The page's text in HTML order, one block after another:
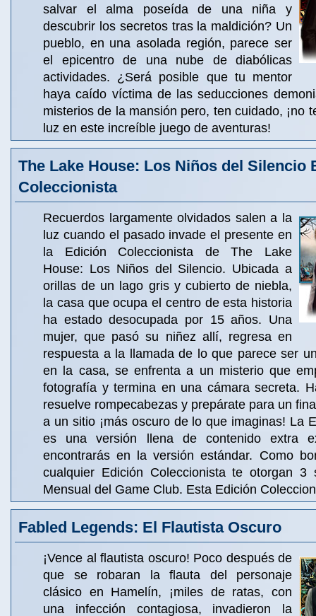
salvar el alma poseída de una niña y
descubrir los secretos tras la maldición? Un
pueblo, en una asolada región, parece ser
el epicentro de una nube de diabólicas
actividades. ¿Será posible que tu mentor
haya caído víctima de las seducciones
misterios de la mansión pero, ten cuidado, ¡no
luz en este increíble juego de aventuras!
The Lake House: Los Niños del Silencio
Coleccionista
Recuerdos largamente olvidados salen a la
luz cuando el pasado invade el presente en
la Edición Coleccionista de The Lake
House: Los Niños del Silencio. Ubicada a
orillas de un lago gris y cubierto de niebla,
la casa que ocupa el centro de esta historia
ha estado desocupada por 15 años. Una
mujer, que pasó su niñez allí, regresa en
respuesta a la llamada de lo que parece ser
en la casa, se enfrenta a un misterio que
fotografía y termina en una cámara secreta.
resuelve rompecabezas y prepárate para un
a un sitio ¡más oscuro de lo que imaginas! La
es una versión llena de contenido extra
encontrarás en la versión estándar. Como
cualquier Edición Coleccionista te otorgan 3
Mensual del Game Club. Esta Edición
Fabled Legends: El Flautista Oscuro
¡Vence al flautista oscuro! Poco después de
que se robaran la flauta del personaje
clásico en Hamelín, ¡miles de ratas, con
una infección contagiosa, invadieron la